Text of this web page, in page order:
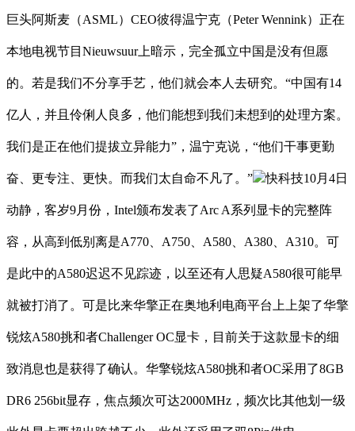
巨头阿斯麦（ASML）CEO彼得温宁克（Peter Wennink）正在
本地电视节目Nieuwsuur上暗示，完全孤立中国是没有但愿
的。若是我们不分享手艺，他们就会本人去研究。“中国有14
亿人，并且伶俐人良多，他们能想到我们未想到的处理方案。
我们是正在他们提拔立异能力”，温宁克说，“他们干事更勤
奋、更专注、更快。而我们太自命不凡了。” 快科技10月4日
动静，客岁9月份，Intel颁布发表了Arc A系列显卡的完整阵
容，从高到低别离是A770、A750、A580、A380、A310。可
是此中的A580迟迟不见踪迹，以至还有人思疑A580很可能早
就被打消了。可是比来华擎正在奥地利电商平台上上架了华擎
锐炫A580挑和者Challenger OC显卡，目前关于这款显卡的细
致消息也是获得了确认。华擎锐炫A580挑和者OC采用了8GB
DR6 256bit显存，焦点频次可达2000MHz，频次比其他划一级